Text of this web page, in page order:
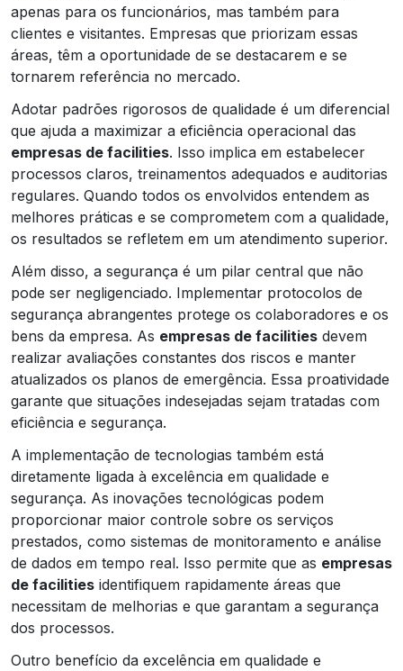
apenas para os funcionários, mas também para
clientes e visitantes. Empresas que priorizam essas
áreas, têm a oportunidade de se destacarem e se
tornarem referência no mercado.
Adotar padrões rigorosos de qualidade é um diferencial
que ajuda a maximizar a eficiência operacional das
empresas de facilities. Isso implica em estabelecer
processos claros, treinamentos adequados e auditorias
regulares. Quando todos os envolvidos entendem as
melhores práticas e se comprometem com a qualidade,
os resultados se refletem em um atendimento superior.
Além disso, a segurança é um pilar central que não
pode ser negligenciado. Implementar protocolos de
segurança abrangentes protege os colaboradores e os
bens da empresa. As empresas de facilities devem
realizar avaliações constantes dos riscos e manter
atualizados os planos de emergência. Essa proatividade
garante que situações indesejadas sejam tratadas com
eficiência e segurança.
A implementação de tecnologias também está
diretamente ligada à excelência em qualidade e
segurança. As inovações tecnológicas podem
proporcionar maior controle sobre os serviços
prestados, como sistemas de monitoramento e análise
de dados em tempo real. Isso permite que as empresas
de facilities identifiquem rapidamente áreas que
necessitam de melhorias e que garantam a segurança
dos processos.
Outro benefício da excelência em qualidade e